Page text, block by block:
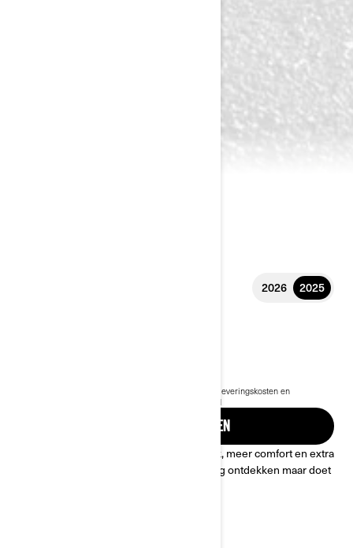
2026 2025
De vanafprijs is inclusief BTW, maar exclusief BPM, leveringskosten en
*Can-Am Spyder RT Limited afgebeeld
OFFERTE AANVRAGEN
Met de Spyder RT, met een moderne look, meer comfort en extra
bergruimte, kun je niet alleen de open weg ontdekken maar doet